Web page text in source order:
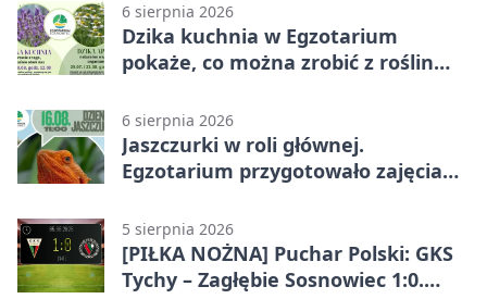
6 sierpnia 2026
Dzika kuchnia w Egzotarium
pokaże, co można zrobić z roślin
6 sierpnia 2026
Jaszczurki w roli głównej.
Egzotarium przygotowało zajęcia
5 sierpnia 2026
[PIŁKA NOŻNA] Puchar Polski: GKS
Tychy – Zagłębie Sosnowiec 1:0.